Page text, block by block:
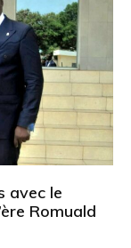
avec le
Romuald